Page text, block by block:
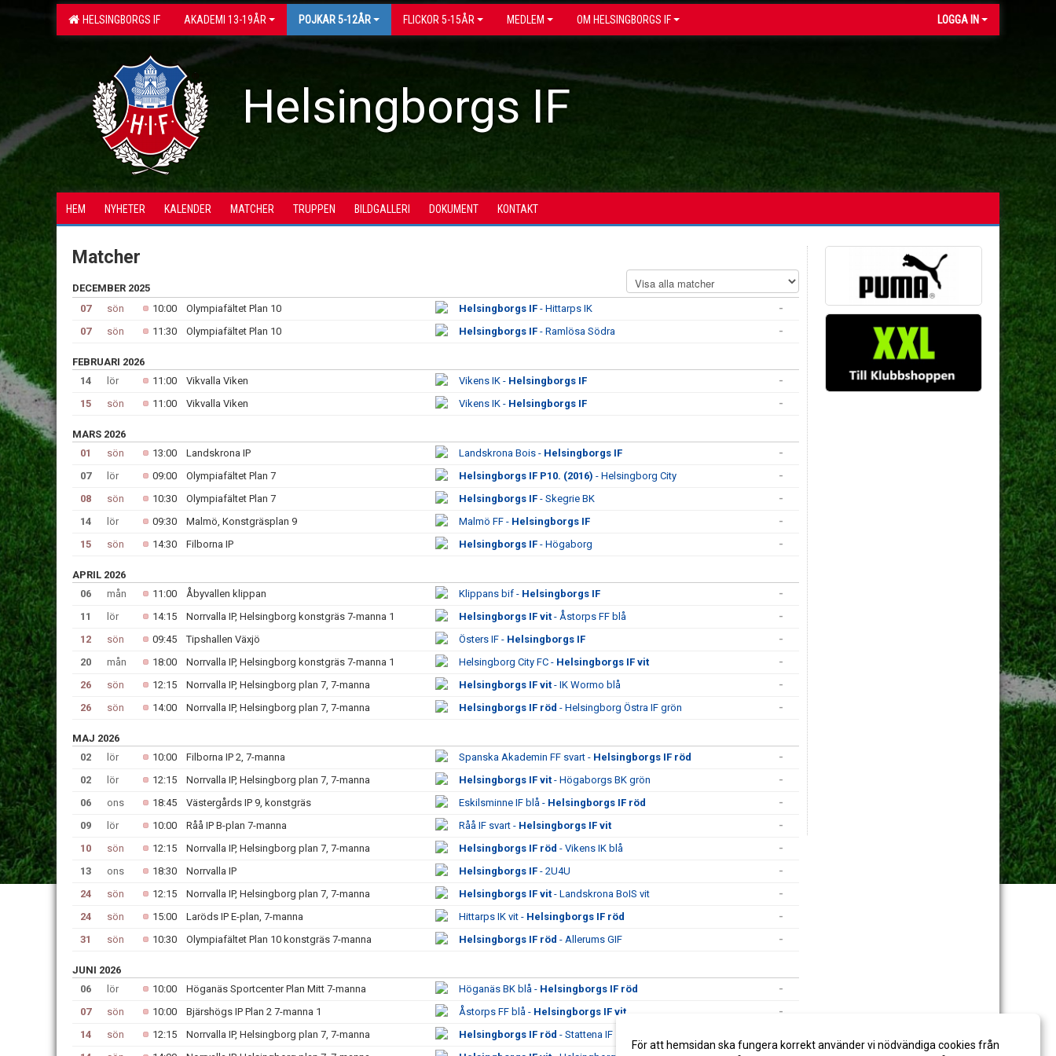
HELSINGBORGS IF AKADEMI 13-19ÅR POJKAR 5-12ÅR FLICKOR 5-15ÅR MEDLEM OM HELSINGBORGS IF LOGGA IN
Helsingborgs IF
HEM NYHETER KALENDER MATCHER TRUPPEN BILDGALLERI DOKUMENT KONTAKT
Matcher
DECEMBER 2025
07
sön 10:00 Olympiafältet Plan 10 Helsingborgs IF - Hittarps IK
-
07
sön 11:30 Olympiafältet Plan 10 Helsingborgs IF - Ramlösa Södra -
FEBRUARI 2026
14
lör 11:00 Vikvalla Viken Vikens IK - Helsingborgs IF
-
15
sön 11:00 Vikvalla Viken Vikens IK - Helsingborgs IF -
MARS 2026
01
sön 13:00 Landskrona IP Landskrona Bois - Helsingborgs IF
-
07
lör 09:00 Olympiafältet Plan 7 Helsingborgs IF P10. (2016) - Helsingborg City
-
08
sön 10:30 Olympiafältet Plan 7 Helsingborgs IF - Skegrie BK
-
14
lör 09:30 Malmö, Konstgräsplan 9 Malmö FF - Helsingborgs IF
-
15
sön 14:30 Filborna IP Helsingborgs IF - Högaborg -
APRIL 2026
06
mån 11:00 Åbyvallen klippan Klippans bif - Helsingborgs IF
-
11
lör 14:15 Norrvalla IP, Helsingborg konstgräs 7-manna 1 Helsingborgs IF vit - Åstorps FF blå
-
12
sön 09:45Tipshallen Växjö Östers IF - Helsingborgs IF
-
20
mån 18:00 Norrvalla IP, Helsingborg konstgräs 7-manna 1 Helsingborg City FC - Helsingborgs IF vit
-
26
sön 12:15 Norrvalla IP, Helsingborg plan 7, 7-manna Helsingborgs IF vit - IK Wormo blå
-
26
sön 14:00 Norrvalla IP, Helsingborg plan 7, 7-manna Helsingborgs IF röd - Helsingborg Östra IF grön -
MAJ 2026
02
lör 10:00 Filborna IP 2, 7-manna Spanska Akademin FF svart - Helsingborgs IF röd
-
02
lör 12:15 Norrvalla IP, Helsingborg plan 7, 7-manna Helsingborgs IF vit - Högaborgs BK grön
-
06
ons 18:45 Västergårds IP 9, konstgräs Eskilsminne IF blå - Helsingborgs IF röd
-
09
lör 10:00 Råå IP B-plan 7-manna Råå IF svart - Helsingborgs IF vit
-
10
sön 12:15 Norrvalla IP, Helsingborg plan 7, 7-manna Helsingborgs IF röd - Vikens IK blå
-
13
ons 18:30 Norrvalla IP Helsingborgs IF - 2U4U
-
24
sön 12:15 Norrvalla IP, Helsingborg plan 7, 7-manna Helsingborgs IF vit - Landskrona BoIS vit
-
24
sön 15:00 Laröds IP E-plan, 7-manna Hittarps IK vit - Helsingborgs IF röd
-
31
sön 10:30 Olympiafältet Plan 10 konstgräs 7-manna Helsingborgs IF röd - Allerums GIF -
JUNI 2026
06
lör 10:00 Höganäs Sportcenter Plan Mitt 7-manna Höganäs BK blå - Helsingborgs IF röd
-
07
sön 10:00 Bjärshögs IP Plan 2 7-manna 1 Åstorps FF blå - Helsingborgs IF vit
-
14
sön 12:15 Norrvalla IP, Helsingborg plan 7, 7-manna Helsingborgs IF röd - Stattena IF
För att hemsidan ska fungera korrekt använder vi nödvändiga cookies från